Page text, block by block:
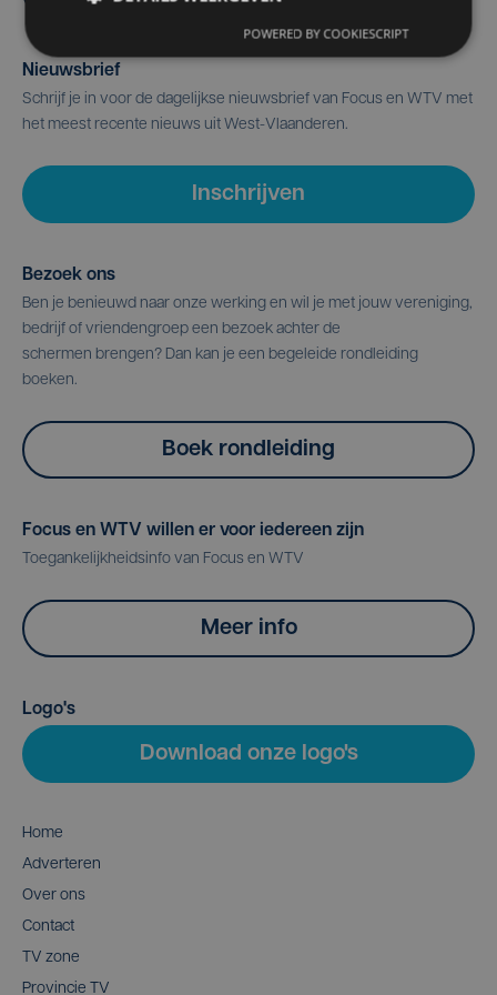
Nieuwsbrief
Schrijf je in voor de dagelijkse nieuwsbrief van Focus en WTV met
het meest recente nieuws uit West-Vlaanderen.
Inschrijven
Bezoek ons
Ben je benieuwd naar onze werking en wil je met jouw vereniging,
bedrijf of vriendengroep een bezoek achter de
schermen brengen? Dan kan je een begeleide rondleiding
boeken.
Boek rondleiding
Focus en WTV willen er voor iedereen zijn
Toegankelijkheidsinfo van Focus en WTV
Meer info
Logo's
Download onze logo's
Home
Adverteren
Over ons
Contact
TV zone
Provincie TV
POWERED BY COOKIESCRIPT